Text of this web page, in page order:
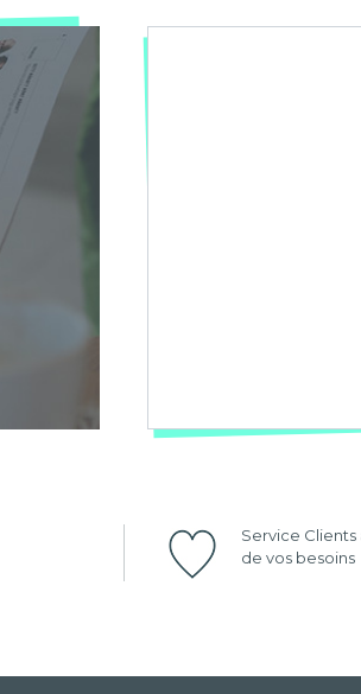
Service
de vos besoins